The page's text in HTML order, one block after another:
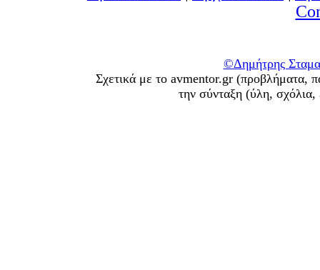
©Δημήτρης
Σχετικά με το avmentor.gr (προβλήματα,
την σύνταξη (ύλη,